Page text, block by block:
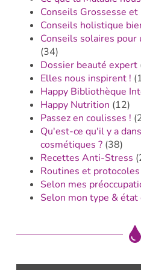
Conseils Grossesse
Conseils holistique
Conseils solaires pour
(34)
Dossier beauté expert
Elles nous inspirent !
Happy Bibliothèque
Happy Nutrition (12)
Passez en coulisses !
Qu'est-ce qu'il y a
cosmétiques ?(38)
Recettes Anti-Stress
Routines et protocoles
Selon mes
Selon mon type & état